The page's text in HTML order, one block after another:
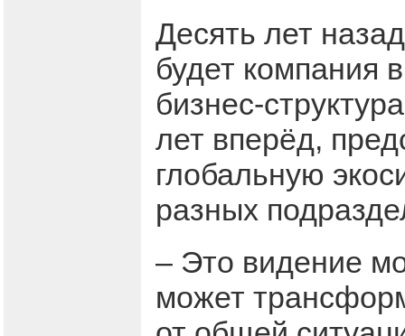
Десять лет
будет компания
бизнес-
лет вперёд,
глобальную
разных
– Это видение
может